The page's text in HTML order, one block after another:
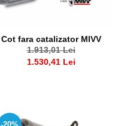
Cot fara catalizator MIVV
1.913,01 Lei
1.530,41 Lei